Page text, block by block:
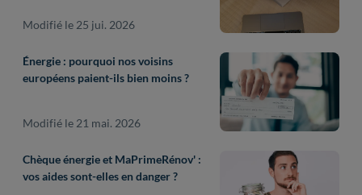
Modifié le 25 jui. 2026
Énergie : pourquoi nos voisins
européens paient-ils bien moins ?
Modifié le 21 mai. 2026
Chèque énergie et MaPrimeRénov' :
vos aides sont-elles en danger ?